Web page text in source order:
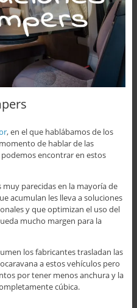
, en el que hablábamos de los
de hablar de las
encontrar en estos
parecidas en la mayoría de
acumulan les lleva a soluciones
y que optimizan el uso del
mucho margen para la
los fabricantes trasladan las
a estos vehículos pero
por tener menos anchura y la
cúbica.